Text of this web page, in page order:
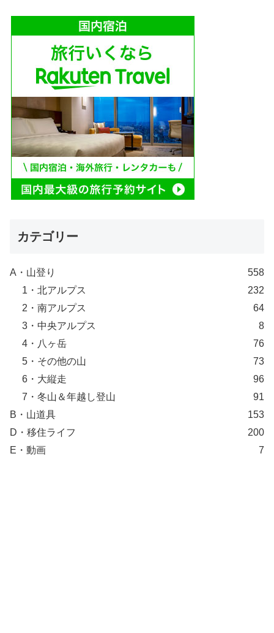
カテゴリー
A・山登り
558
1・北アルプス
232
2・南アルプス
64
3・中央アルプス
8
4・八ヶ岳
76
5・その他の山
73
6・大縦走
96
7・冬山＆年越し登山
91
B・山道具
153
D・移住ライフ
200
E・動画
7